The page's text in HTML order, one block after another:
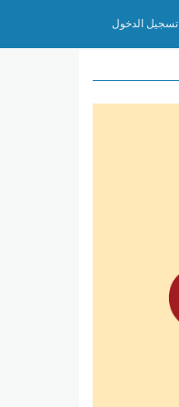
تسجيل الدخول